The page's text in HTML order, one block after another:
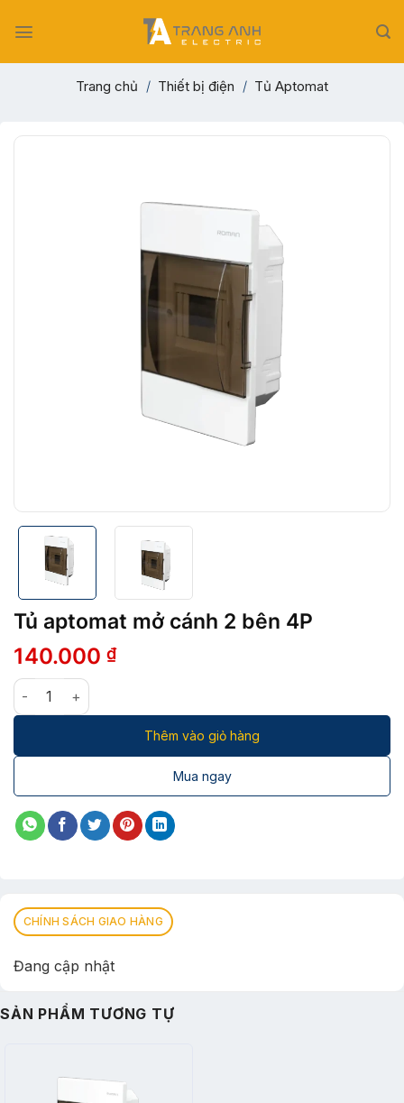
Trang chủ / Thiết bị điện / Tủ Aptomat
Tủ aptomat mở cánh 2 bên 4P
140.000 ₫
Tủ aptomat mở cánh 2 bên 4P số lượng
Thêm vào giỏ hàng
Mua ngay
CHÍNH SÁCH GIAO HÀNG
Đang cập nhật
SẢN PHẨM TƯƠNG TỰ